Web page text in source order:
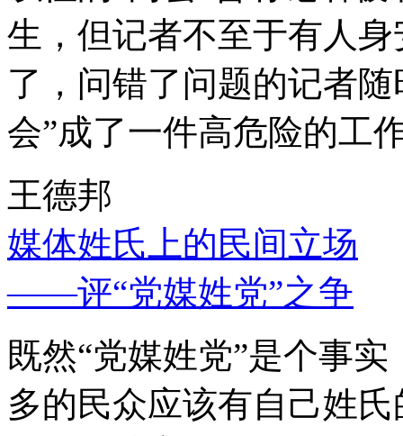
生，但记者不至于有人
了，问错了问题的记者
会”成了一件高危险的工
王德邦
媒体姓氏上的民间立场
——评“党媒姓党”之争
既然“党媒姓党”是个事
多的民众应该有自己姓